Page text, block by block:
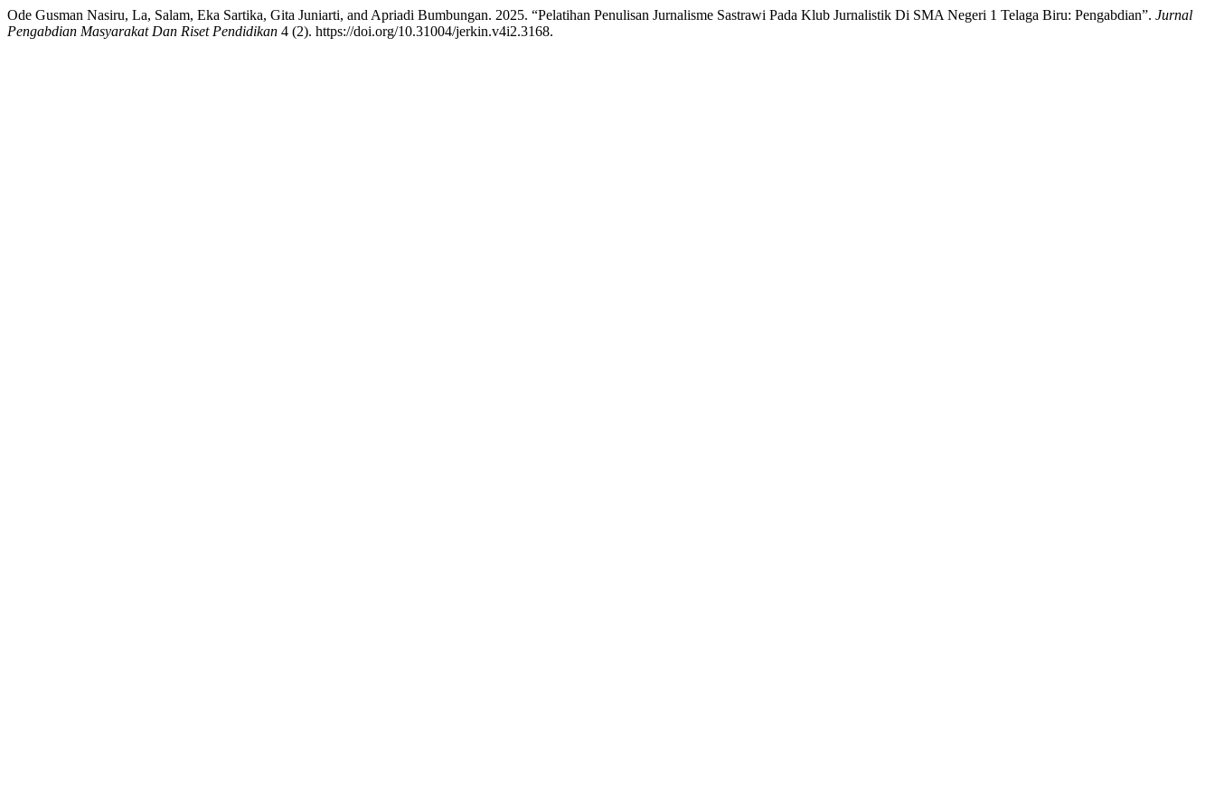
Ode Gusman Nasiru, La, Salam, Eka Sartika, Gita Juniarti, and Apriadi Bumbungan. 2025. “Pelatihan Penulisan Jurnalisme Sastrawi Pada Klub Jurnalistik Di SMA Negeri 1 Telaga Biru: Pengabdian”. Jurnal
Pengabdian Masyarakat Dan Riset Pendidikan 4 (2). https://doi.org/10.31004/jerkin.v4i2.3168.